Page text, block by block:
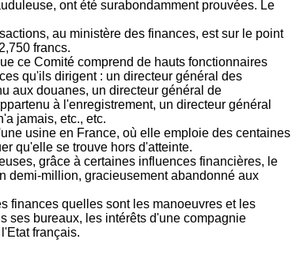
ont été surabondamment prouvées. Le
au ministère des finances, est sur le point
francs.
ce Comité comprend de hauts fonctionnaires
qu'ils dirigent : un directeur général des
aux douanes, un directeur général de
à l'enregistrement, un directeur général
jamais, etc., etc.
usine en France, où elle emploie des centaines
qu'elle se trouve hors d'atteinte.
grâce à certaines influences financières, le
demi-million, gracieusement abandonné aux
finances quelles sont les manoeuvres et les
ses bureaux, les intérêts d'une compagnie
français.